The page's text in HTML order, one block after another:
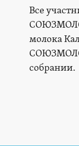
Все
молока
собрании.